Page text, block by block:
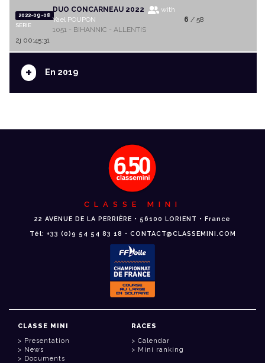
2022-09-08
SERIE
DUO CONCARNEAU 2022
with
Yael POUPON
1051 - BIHANNIC - ALLENTIS
6 / 58
2j 00:45:31
+ En 2019
CLASSE MINI
22 AVENUE DE LA PERRIÈRE • 56100 LORIENT • France
Tél: +33 (0)9 54 54 83 18 • CONTACT@CLASSEMINI.COM
CLASSE MINI
Presentation
News
Documents
RACES
Calendar
Mini ranking